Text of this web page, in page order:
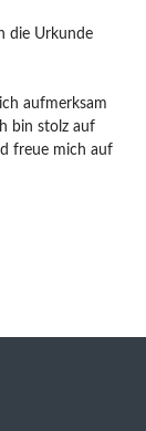
die Urkunde
aufmerksam
bin stolz auf
freue mich auf